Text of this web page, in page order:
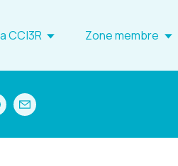
CCI3R Zone membre